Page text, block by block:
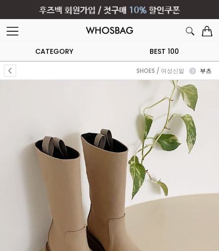
CATEGORY BEST 100
SHOES / 여성신발 부츠